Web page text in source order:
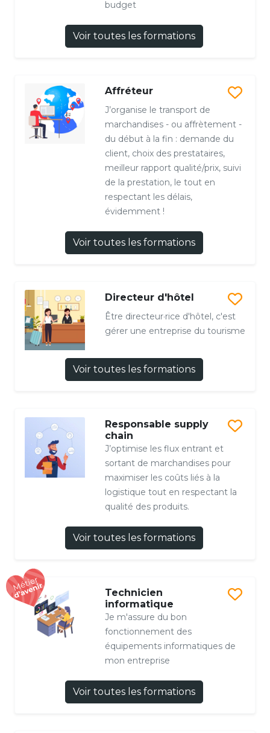
budget
Voir toutes les formations
Affréteur
J’organise le transport de
marchandises - ou affrètement -
du début à la fin : demande du
client, choix des prestataires,
meilleur rapport qualité/prix, suivi
de la prestation, le tout en
respectant les délais,
évidemment !
Voir toutes les formations
Directeur d'hôtel
Être directeur·rice d'hôtel, c'est
gérer une entreprise du tourisme
Voir toutes les formations
Responsable supply
chain
J’optimise les flux entrant et
sortant de marchandises pour
maximiser les coûts liés à la
logistique tout en respectant la
qualité des produits.
Voir toutes les formations
Technicien
informatique
Je m'assure du bon
fonctionnement des
équipements informatiques de
mon entreprise
Voir toutes les formations